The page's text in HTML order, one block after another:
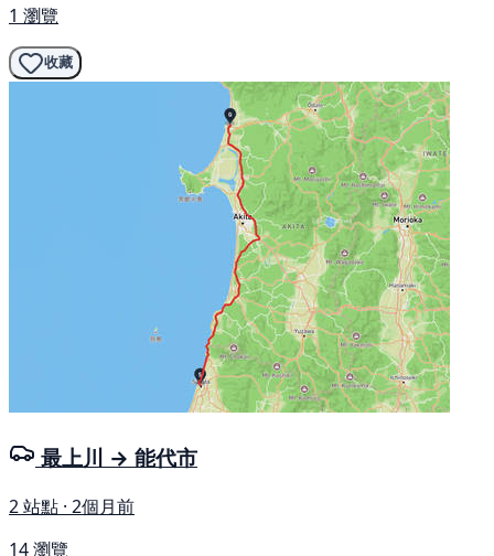
1 瀏覽
收藏
最上川 → 能代市
2 站點 · 2個月前
14 瀏覽